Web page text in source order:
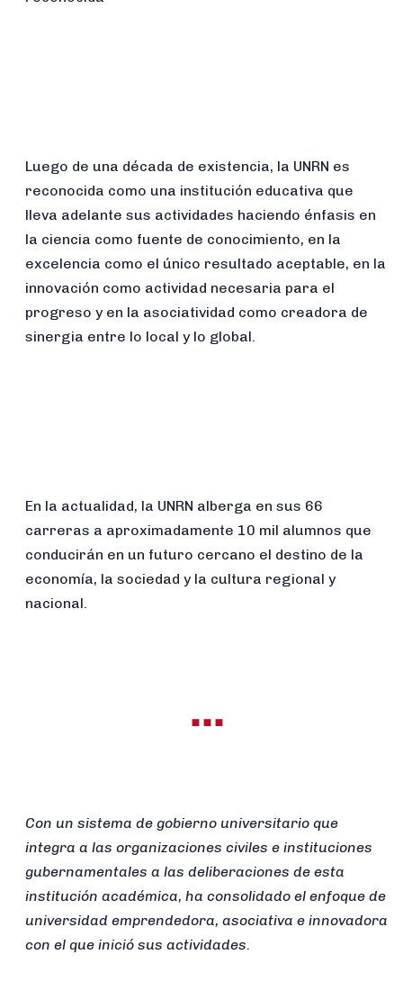
Luego de una década de existencia, la UNRN es
reconocida como una institución educativa que
lleva adelante sus actividades haciendo énfasis en
la ciencia como fuente de conocimiento, en la
excelencia como el único resultado aceptable, en la
innovación como actividad necesaria para el
progreso y en la asociatividad como creadora de
sinergia entre lo local y lo global.
En la actualidad, la UNRN alberga en sus 66
carreras a aproximadamente 10 mil alumnos que
conducirán en un futuro cercano el destino de la
economía, la sociedad y la cultura regional y
nacional.
...
Con un sistema de gobierno universitario que
integra a las organizaciones civiles e instituciones
gubernamentales a las deliberaciones de esta
institución académica, ha consolidado el enfoque de
universidad emprendedora, asociativa e innovadora
con el que inició sus actividades.